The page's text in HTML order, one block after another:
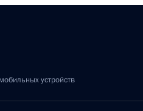
устройств